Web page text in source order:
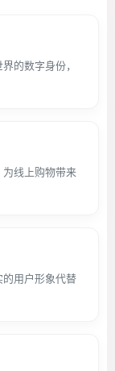
的数字身份，
线上购物带来
用户形象代替